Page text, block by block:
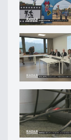
48&#039;000
Groupe E